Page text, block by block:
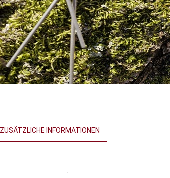
ZUSÄTZLICHE INFORMATIONEN